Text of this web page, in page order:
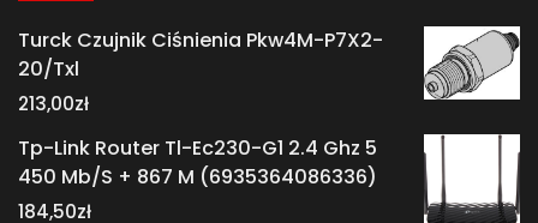
Turck Czujnik Ciśnienia Pkw4M-P7X2-
20/Txl
213,00zł
Tp-Link Router Tl-Ec230-G1 2.4 Ghz 5
450 Mb/S + 867 M (6935364086336)
184,50zł